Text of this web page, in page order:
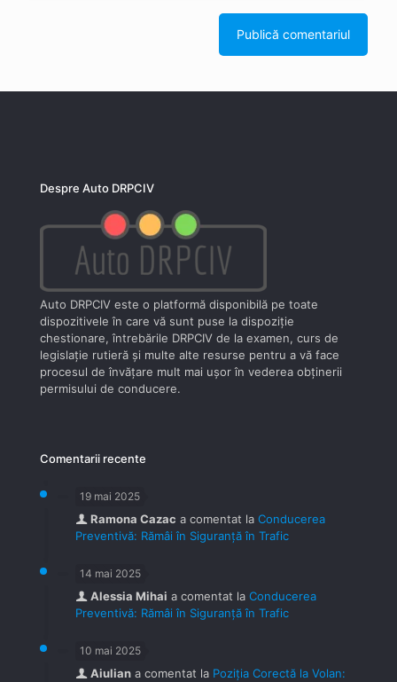
Despre Auto DRPCIV
Auto DRPCIV este o platformă disponibilă pe toate
dispozitivele în care vă sunt puse la dispoziţie
chestionare, întrebările DRPCIV de la examen, curs de
legislaţie rutieră şi multe alte resurse pentru a vă face
procesul de învăţare mult mai uşor în vederea obţinerii
permisului de conducere.
Comentarii recente
19 mai 2025
Ramona Cazac a comentat la Conducerea
Preventivă: Rămâi în Siguranță în Trafic
14 mai 2025
Alessia Mihai a comentat la Conducerea
Preventivă: Rămâi în Siguranță în Trafic
10 mai 2025
Aiulian a comentat la Poziția Corectă la Volan: